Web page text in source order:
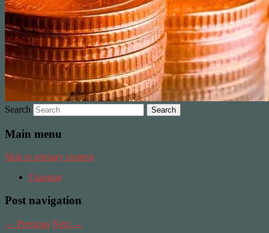
Search
Main menu
Skip to primary content
Главная
Post navigation
← Previous Next →